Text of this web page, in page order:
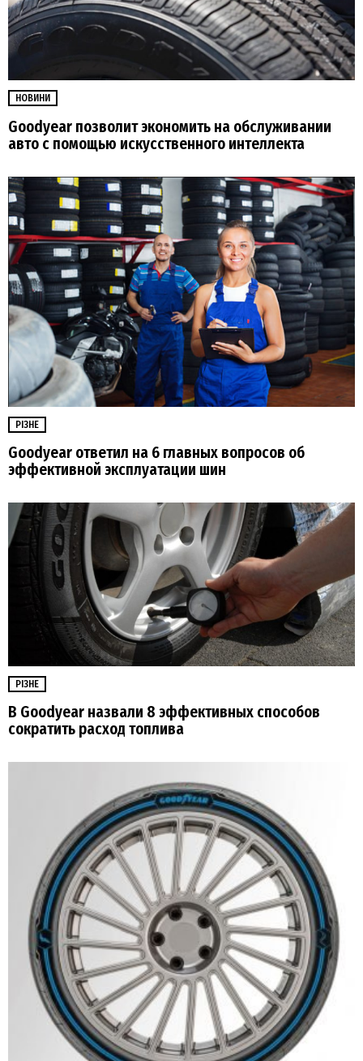
НОВИНИ
Goodyear позволит экономить на обслуживании
авто с помощью искусственного интеллекта
РІЗНЕ
Goodyear ответил на 6 главных вопросов об
эффективной эксплуатации шин
РІЗНЕ
В Goodyear назвали 8 эффективных способов
сократить расход топлива